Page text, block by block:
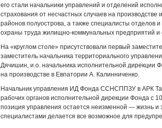
его стали начальники управлений и отделений
страхования от несчастных случаев на
районов полуострова, а также специалисты отделов
охраны труда жилищно-коммунальных предприятий и
На «круглом столе» присутствовали первый
заместитель начальника территориального
Дячишин, и.о. начальника исполнительной дирекции
на производстве в Евпатории А. Калинниченко.
Начальник управления ИД Фонда ССНСППЗУ в АРК
рабочих органов исполнительной дирекции Фонда с
позиция управления остается неизменной — жизнь и
специалистами делается все возможное для